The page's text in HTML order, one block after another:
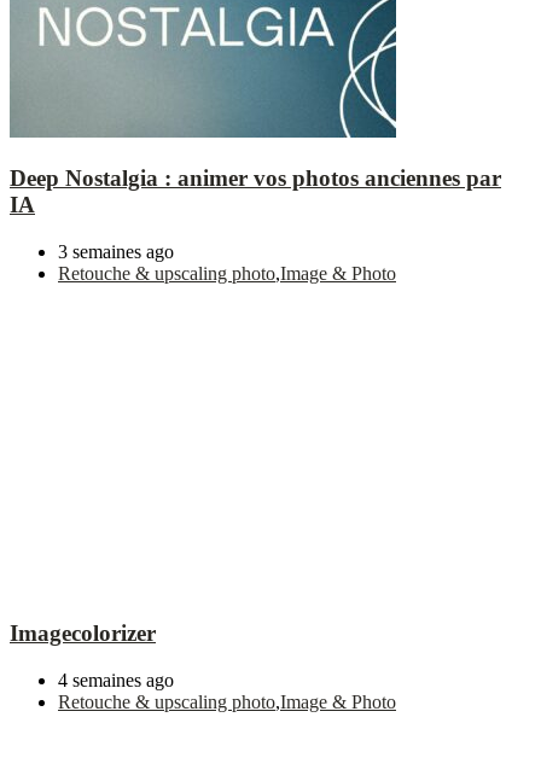
Deep Nostalgia : animer vos photos anciennes par
IA
3 semaines ago
Retouche & upscaling photo,Image & Photo
Imagecolorizer
4 semaines ago
Retouche & upscaling photo,Image & Photo